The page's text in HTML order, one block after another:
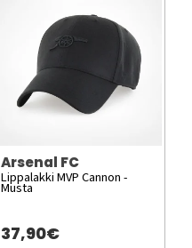
Arsenal FC
Lippalakki MVP Cannon -
Musta
37,90€